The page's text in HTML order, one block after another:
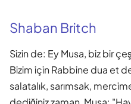
Shaban Britch
Sizin de: Ey Musa, biz bir
Bizim için Rabbine dua et
salatalık, sarımsak,